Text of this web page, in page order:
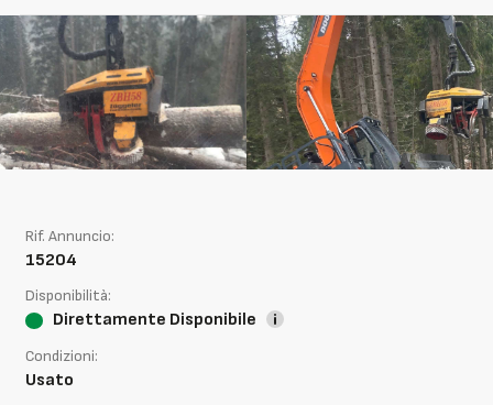
Rif. Annuncio:
15204
Disponibilità:
Direttamente Disponibile
Condizioni:
Usato